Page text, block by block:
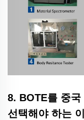
8. BOTE를 중
선택해야 하는